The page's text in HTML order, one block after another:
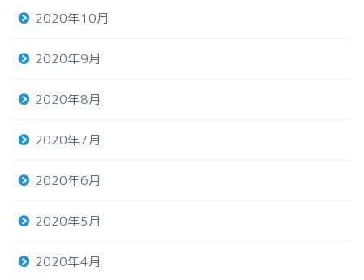
2020年10月
2020年9月
2020年8月
2020年7月
2020年6月
2020年5月
2020年4月